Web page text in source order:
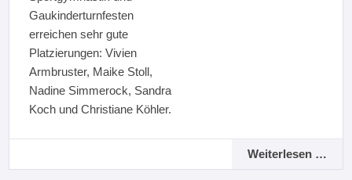
Gaukinderturnfesten
erreichen sehr gute
Platzierungen: Vivien
Armbruster, Maike Stoll,
Nadine Simmerock, Sandra
Koch und Christiane Köhler.
Weiterlesen …